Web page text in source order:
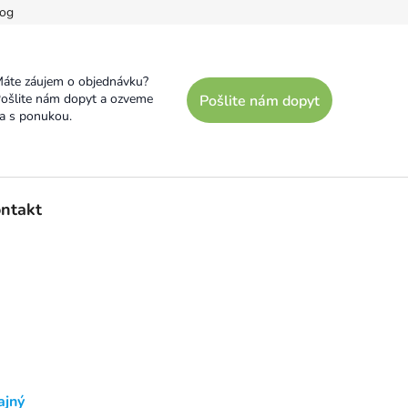
záujem o objednávku?
nám dopyt a ozveme
s ponukou.
Pošlite nám dopyt